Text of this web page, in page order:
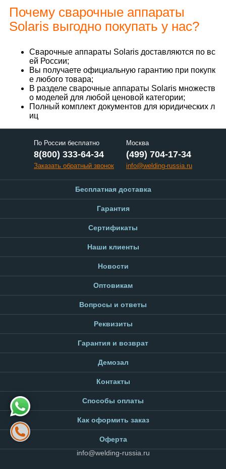
Почему сварочные аппараты
Solaris выгодно покупать у нас?
Сварочные аппараты Solaris доставляются по вс
ей России;
Вы получаете официальную гарантию при покупк
е любого товара;
В разделе сварочные аппараты Solaris множеств
о моделей для любой ценовой категории;
Полный комплект документов для юридических л
иц
По России бесплатно
8(800) 333-64-34
Заказать обратный звонок
Москва
(499) 704-17-34
info@welding-russia.ru
Бесплатная доставка
Гарантия
Сертификаты
Наши клиенты
Новости
Оптовикам
Вопросы и ответы
Реквизиты
Гарантия и возврат
Демозал
Контакты
Способы оплаты
Как оформить заказ
Оферта
info@welding-russia.ru